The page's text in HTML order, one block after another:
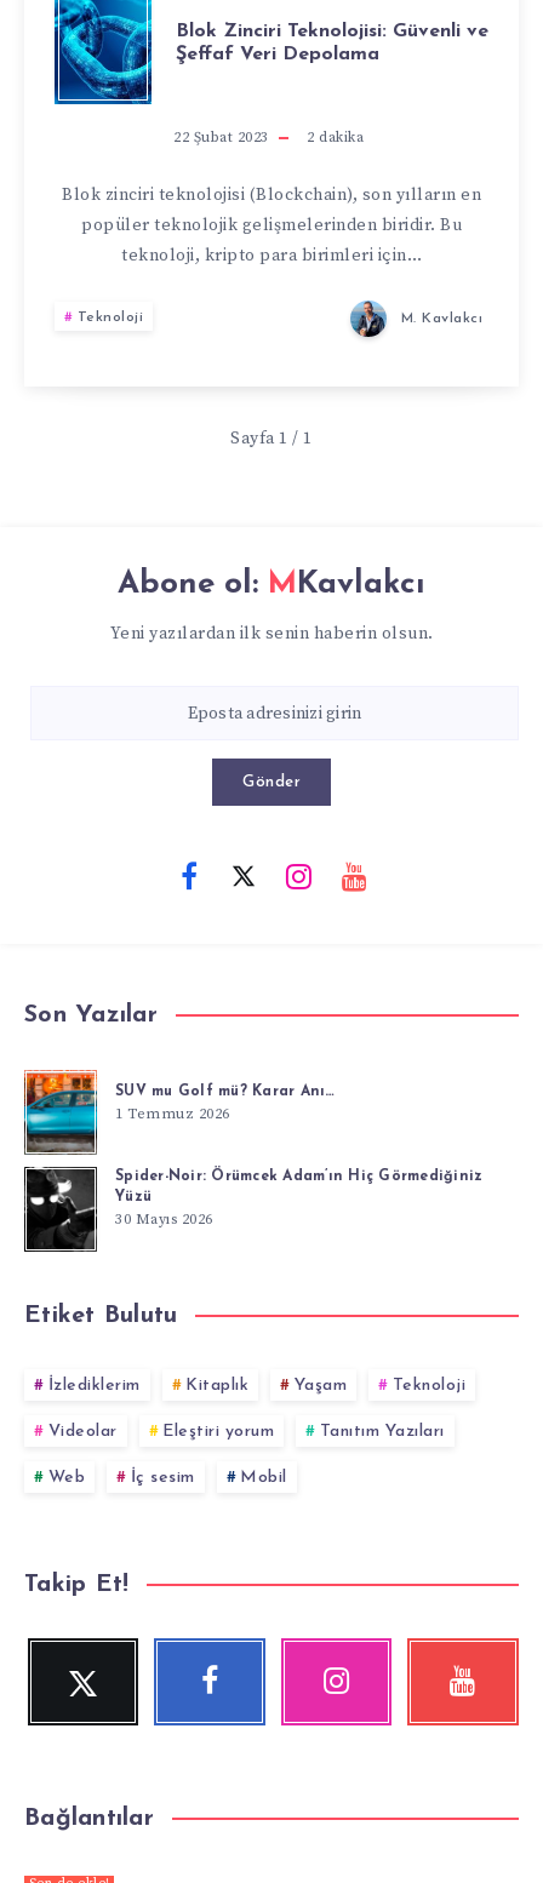
BLOK
ZINCIRI
TEKNOLOJISI:
GÜVENLI
VE
ŞEFFAF
DEPOLAMA
Blok Zinciri Teknolojisi: Güvenli ve
Şeffaf Veri Depolama
22 Şubat 2023 2 dakika
Blok zinciri teknolojisi (Blockchain), son yılların en
popüler teknolojik gelişmelerinden biridir. Bu
teknoloji, kripto para birimleri için…
Teknoloji M. Kavlakcı
Sayfa 1 / 1
Abone ol: MKavlakcı
Yeni yazılardan ilk senin haberin olsun.
Gönder
Son Yazılar
SUV mu Golf mü? Karar Anı…
1 Temmuz 2026
Spider-Noir: Örümcek Adam’ın Hiç Görmediğiniz
Yüzü
30 Mayıs 2026
Etiket Bulutu
İzlediklerim Kitaplık Yaşam Teknoloji
Videolar Eleştiri yorum Tanıtım Yazıları
Web İç sesim Mobil
Takip Et!
Twitter Facebook Instagram
Fotoğraflarımız!
YouTube
Videolara
Bağlantılar